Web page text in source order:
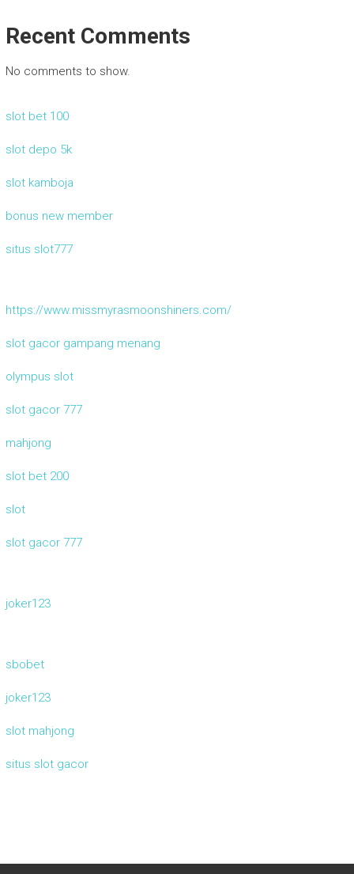
Recent Comments
No comments to show.
slot bet 100
slot depo 5k
slot kamboja
bonus new member
situs slot777
https://www.missmyrasmoonshiners.com/
slot gacor gampang menang
olympus slot
slot gacor 777
mahjong
slot bet 200
slot
slot gacor 777
joker123
sbobet
joker123
slot mahjong
situs slot gacor